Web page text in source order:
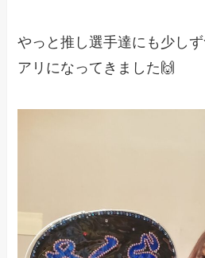
やっと推し選手達にも少し
アリになってきました🙌